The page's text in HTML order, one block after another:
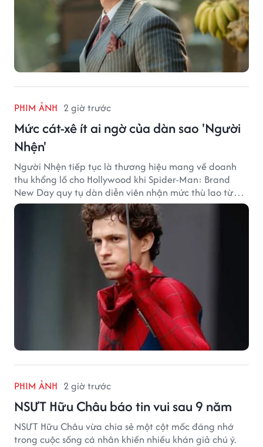
PHIM ẢNH 2 giờ trước
Mức cát-xê ít ai ngờ của dàn sao 'Người
Nhện'
Người Nhện tiếp tục là thương hiệu mang về doanh
thu khổng lồ cho Hollywood khi Spider-Man: Brand
New Day quy tụ dàn diễn viên nhận mức thù lao từ
hàng chục đến hàng trăm tỷ đồng. Thành công phòng
vé của bộ phim cũng giúp nhiều ngôi sao sở hữu khoản
thu nhập đáng mơ ước.
PHIM ẢNH 2 giờ trước
NSƯT Hữu Châu báo tin vui sau 9 năm
NSƯT Hữu Châu vừa chia sẻ một cột mốc đáng nhớ
trong cuộc sống cá nhân khiến nhiều khán giả chú ý.